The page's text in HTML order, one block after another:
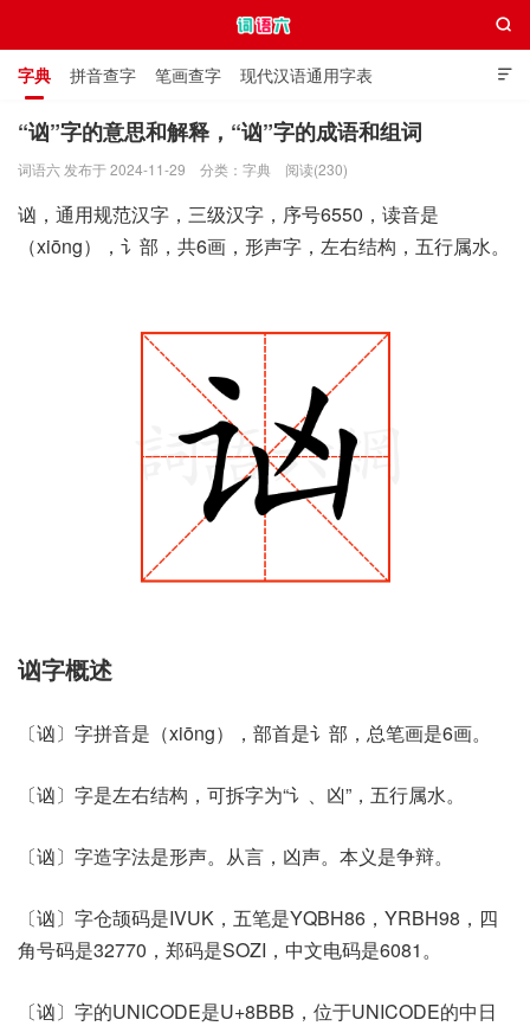

字典 拼音查字 笔画查字 现代汉语通用字表
通用规范汉字表 叠字大全 独体字大全 极简英语词典

“讻”字的意思和解释，“讻”字的成语和组词
词语六 发布于 2024-11-29 分类： 字典 阅读(230)
讻，通用规范汉字，三级汉字，序号6550，读音是
（xiōng），讠部，共6画，形声字，左右结构，五行属水。
讻字概述
〔讻〕字拼音是（xiōng），部首是讠部，总笔画是6画。
〔讻〕字是左右结构，可拆字为“讠、凶”，五行属水。
〔讻〕字造字法是形声。从言，凶声。本义是争辩。
〔讻〕字仓颉码是IVUK，五笔是YQBH86，YRBH98，四
角号码是32770，郑码是SOZI，中文电码是6081。
〔讻〕字的UNICODE是U+8BBB，位于UNICODE的中日